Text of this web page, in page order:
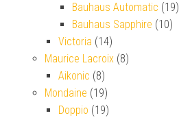
Bauhaus Automatic (19)
Bauhaus Sapphire (10)
Victoria (14)
Maurice Lacroix (8)
Aikonic (8)
Mondaine (19)
Doppio (19)